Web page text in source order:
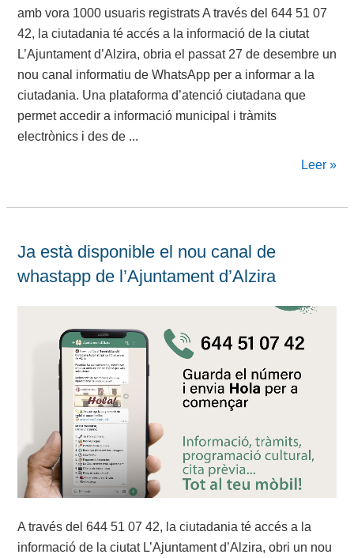
amb vora 1000 usuaris registrats A través del 644 51 07
42, la ciutadania té accés a la informació de la ciutat
L’Ajuntament d’Alzira, obria el passat 27 de desembre un
nou canal informatiu de WhatsApp per a informar a la
ciutadania. Una plataforma d’atenció ciutadana que
permet accedir a informació municipal i tràmits
electrònics i des de ...
Leer »
Ja està disponible el nou canal de
whastapp de l’Ajuntament d’Alzira
A través del 644 51 07 42, la ciutadania té accés a la
informació de la ciutat L’Ajuntament d’Alzira, obri un nou